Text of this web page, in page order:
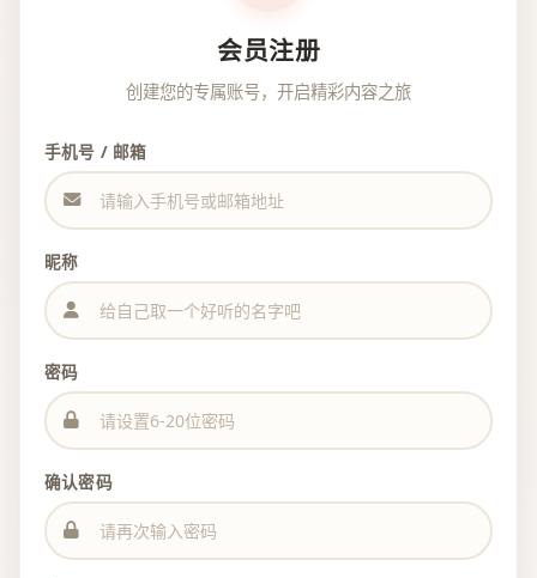
会员注册
创建您的专属账号，开启精彩内容之旅
手机号 / 邮箱
昵称
密码
确认密码